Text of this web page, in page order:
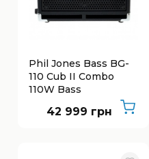
Phil Jones Bass BG-
110 Cub II Combo
110W Bass
42 999 грн